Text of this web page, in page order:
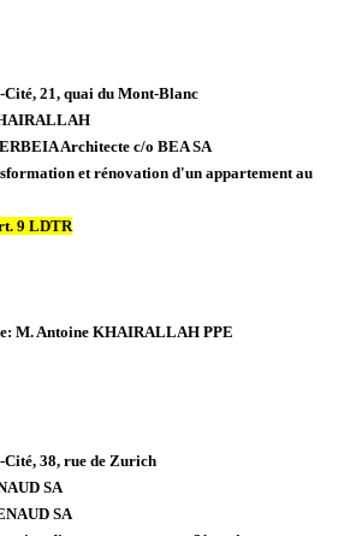
Cité,21, quai du Mont-Blanc
Architecte c/o BEA SA
et rénovation d'un appartement au
9 LDTR
M. Antoine KHAIRALLAH PPE
Cité,38, rue de Zurich
SA
SA